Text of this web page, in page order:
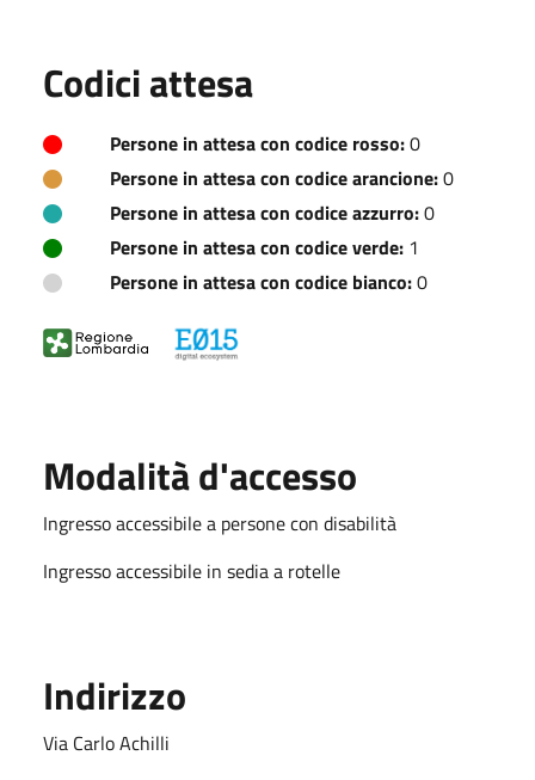
Codici attesa
Persone in attesa con codice rosso:0
Persone in attesa con codice arancione:0
Persone in attesa con codice azzurro:0
Persone in attesa con codice verde: 1
Persone in attesa con codice bianco:0
Modalità d'accesso
Ingresso accessibile a persone con disabilità
Ingresso accessibile in sedia a rotelle
Indirizzo
Via Carlo Achilli